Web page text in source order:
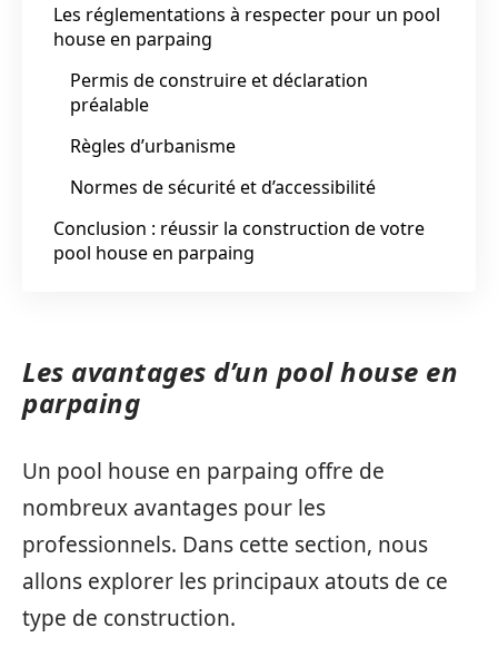
Les réglementations à respecter pour un pool
house en parpaing
Permis de construire et déclaration
préalable
Règles d’urbanisme
Normes de sécurité et d’accessibilité
Conclusion : réussir la construction de votre
pool house en parpaing
Les avantages d’un pool house en
parpaing
Un pool house en parpaing offre de
nombreux avantages pour les
professionnels. Dans cette section, nous
allons explorer les principaux atouts de ce
type de construction.